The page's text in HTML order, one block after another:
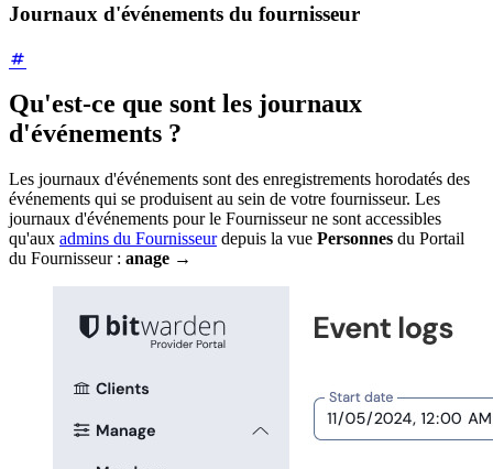
Journaux d'événements du fournisseur
Qu'est-ce que sont les journaux
d'événements ?
Les journaux d'événements sont des enregistrements horodatés des
événements qui se produisent au sein de votre fournisseur. Les
journaux d'événements pour le Fournisseur ne sont accessibles
qu'aux admins du Fournisseurdepuis la vue Personnes du Portail
du Fournisseur : anage →